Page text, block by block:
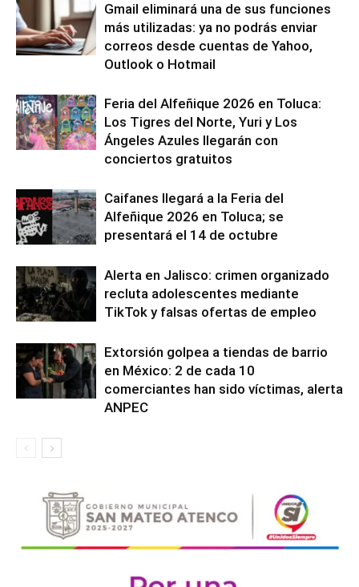
Gmail eliminará una de sus funciones
más utilizadas: ya no podrás enviar
correos desde cuentas de Yahoo,
Outlook o Hotmail
Feria del Alfeñique 2026 en Toluca:
Los Tigres del Norte, Yuri y Los
Ángeles Azules llegarán con
conciertos gratuitos
Caifanes llegará a la Feria del
Alfeñique 2026 en Toluca; se
presentará el 14 de octubre
Alerta en Jalisco: crimen organizado
recluta adolescentes mediante
TikTok y falsas ofertas de empleo
Extorsión golpea a tiendas de barrio
en México: 2 de cada 10
comerciantes han sido víctimas, alerta
ANPEC